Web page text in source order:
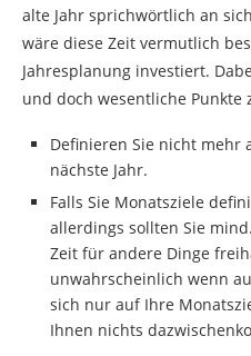
alte Jahr sprichwörtlich an
wäre diese Zeit vermutlich
Jahresplanung investiert.
und doch wesentliche Punkte
Definieren Sie nicht mehr
nächste Jahr.
Falls Sie Monatsziele
allerdings sollten Sie
Zeit für andere Dinge
unwahrscheinlich wenn
sich nur auf Ihre
Ihnen nichts